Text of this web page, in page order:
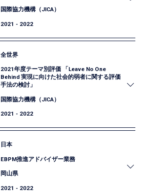
野焼き状況に与える効果の検証（インパクト評価）
を衛星データを活用して行いました。
国際協力機構（JICA）
2021 - 2022
JICAの事業評価に「Human Well-being /
Happiness」に関する考え方を導入するため、その
運用方法や調査方法を検討、提案するための調査を
いてケーススタディも実施し、その結果に基づき、
提言をとりまとめました。
されています。
全世界
2021年度テーマ別評価 「Leave No One
Behind 実現に向けた社会的弱者に関する評価
手法の検討」
国際協力機構（JICA）
2021 - 2022
JICAの事後評価に「Leave No One Behind（誰一人
取り残さない）」の原則を導入するため、その運用
方法や調査方法を検討、提案するための調査を実施
日本
EBPM推進アドバイザー業務
岡山県
2021 - 2022